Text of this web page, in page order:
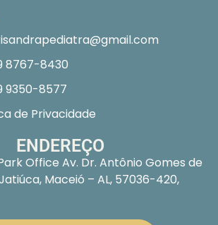
8767-8430
9350-8577
de Privacidade
ENDEREÇO
Office Av. Dr. Antônio Gomes de
Maceió – AL, 57036-420,